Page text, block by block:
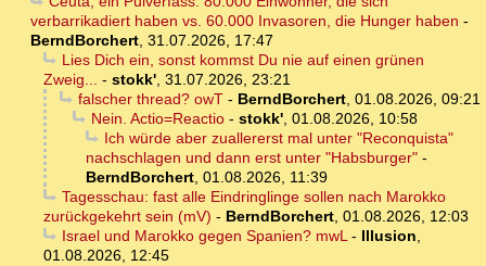
verbarrikadiert haben vs. 60.000 Invasoren, die Hunger haben -
BerndBorchert, 31.07.2026, 17:47
Lies Dich ein, sonst kommst Du nie auf einen grünen
Zweig... - stokk', 31.07.2026, 23:21
falscher thread? owT- BerndBorchert, 01.08.2026, 09:21
Nein. Actio=Reactio- stokk', 01.08.2026, 10:58
Ich würde aber zuallererst mal unter "Reconquista"
nachschlagen und dann erst unter "Habsburger" -
BerndBorchert, 01.08.2026, 11:39
Tagesschau: fast alle Eindringlinge sollen nach Marokko
zurückgekehrt sein (mV) - BerndBorchert, 01.08.2026, 12:03
Israel und Marokko gegen Spanien? mwL- Illusion,
01.08.2026, 12:45